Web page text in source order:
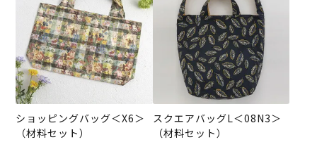
ショッピングバッグ＜X6＞
（材料セット）
スクエアバッグL＜08N3＞
（材料セット）